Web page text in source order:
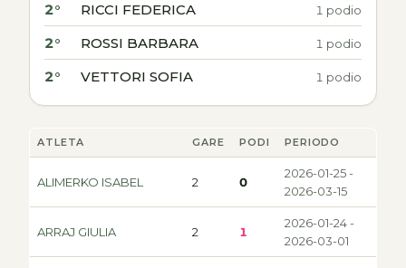
2° RICCI FEDERICA 1 podio
2° ROSSI BARBARA 1 podio
2° VETTORI SOFIA 1 podio
ATLETA GARE PODI PERIODO
ALIMERKO ISABEL 2 0
2026-01-25 -
2026-03-15
ARRAJ GIULIA 2 1
2026-01-24 -
2026-03-01